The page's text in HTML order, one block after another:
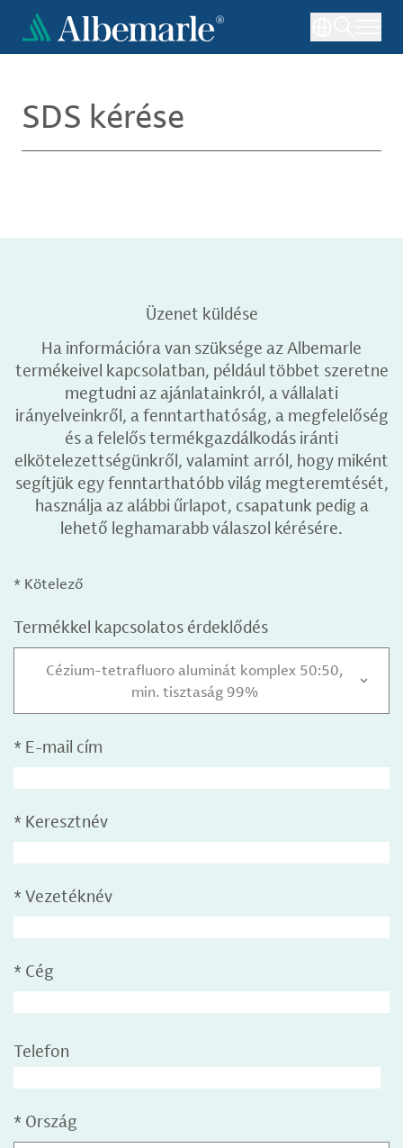
Ugrás
tartalomra
SDS kérése
Üzenet küldése
Ha információra van szüksége az Albemarle
termékeivel kapcsolatban, például többet szeretne
megtudni az ajánlatainkról, a vállalati
irányelveinkről, a fenntarthatóság, a megfelelőség
és a felelős termékgazdálkodás iránti
elkötelezettségünkről, valamint arról, hogy miként
segítjük egy fenntarthatóbb világ megteremtését,
használja az alábbi űrlapot, csapatunk pedig a
lehető leghamarabb válaszol kérésére.
* Kötelező
Termékkel kapcsolatos érdeklődés
Cézium-tetrafluoro aluminát komplex 50:50,
min. tisztaság 99%
* E-mail cím
* Keresztnév
* Vezetéknév
* Cég
Telefon
* Ország